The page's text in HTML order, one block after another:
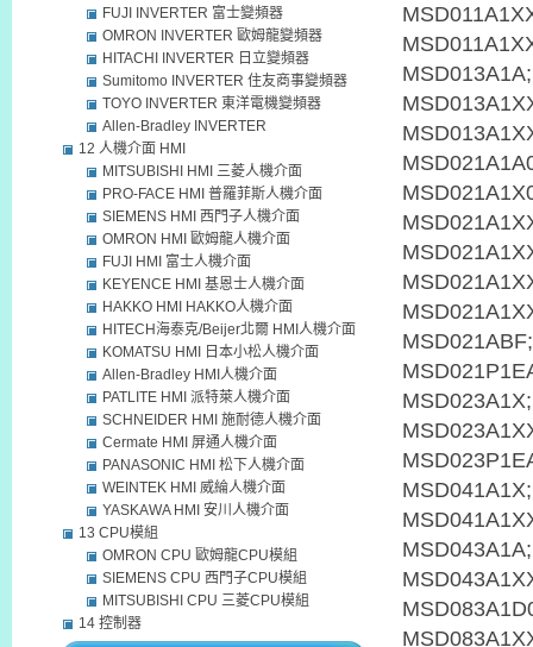
FUJI INVERTER 富士變頻器
OMRON INVERTER 歐姆龍變頻器
HITACHI INVERTER 日立變頻器
Sumitomo INVERTER 住友商事變頻器
TOYO INVERTER 東洋電機變頻器
Allen-Bradley INVERTER
12 人機介面 HMI
MITSUBISHI HMI 三菱人機介面
PRO-FACE HMI 普羅菲斯人機介面
SIEMENS HMI 西門子人機介面
OMRON HMI 歐姆龍人機介面
FUJI HMI 富士人機介面
KEYENCE HMI 基恩士人機介面
HAKKO HMI HAKKO人機介面
HITECH海泰克/Beijer北爾 HMI人機介面
KOMATSU HMI 日本小松人機介面
Allen-Bradley HMI人機介面
PATLITE HMI 派特萊人機介面
SCHNEIDER HMI 施耐德人機介面
Cermate HMI 屏通人機介面
PANASONIC HMI 松下人機介面
WEINTEK HMI 威綸人機介面
YASKAWA HMI 安川人機介面
13 CPU模組
OMRON CPU 歐姆龍CPU模組
SIEMENS CPU 西門子CPU模組
MITSUBISHI CPU 三菱CPU模組
14 控制器